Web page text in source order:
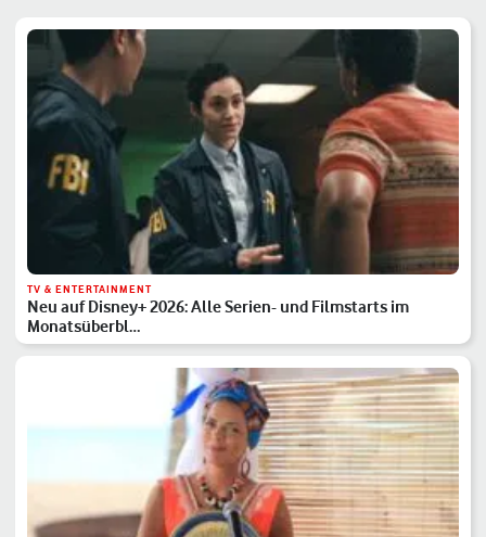
TV & ENTERTAINMENT
Neu auf Disney+ 2026: Alle Serien- und Filmstarts im
Monatsüberbl…